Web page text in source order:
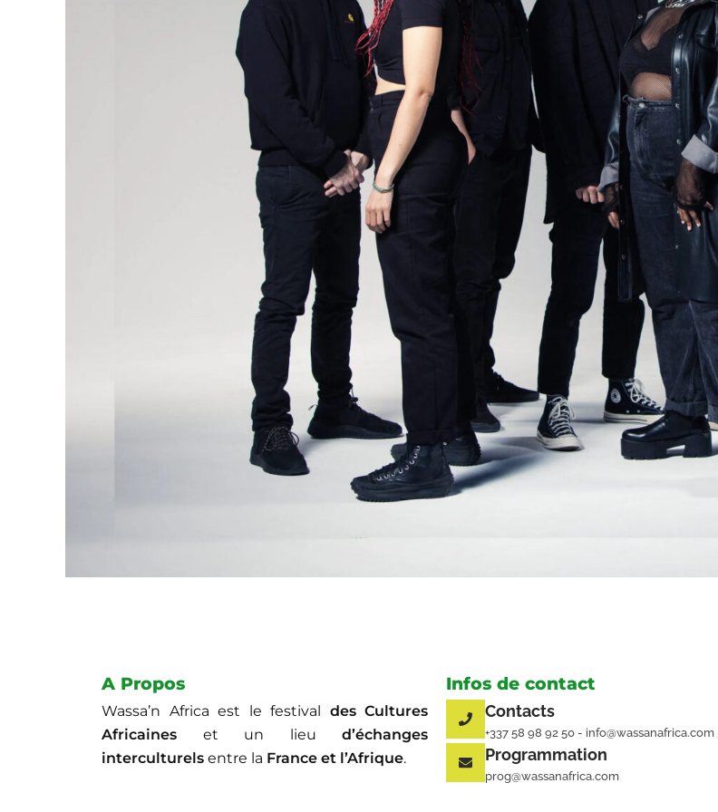
A Propos
Wassa’n Africa est le festival des Cultures
Africaines et un lieu d’échanges
interculturels entre la France et l’Afrique.
Infos de contact
Contacts
+337 58 98 92 50 - info@wassanafrica.com
Programmation
prog@wassanafrica.com